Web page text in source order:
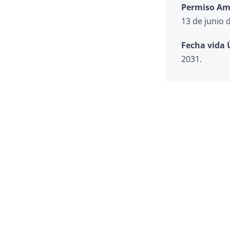
Permiso
13 de junio
Fecha vida
2031.